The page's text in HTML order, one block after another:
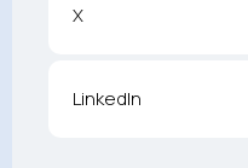
X
LinkedIn